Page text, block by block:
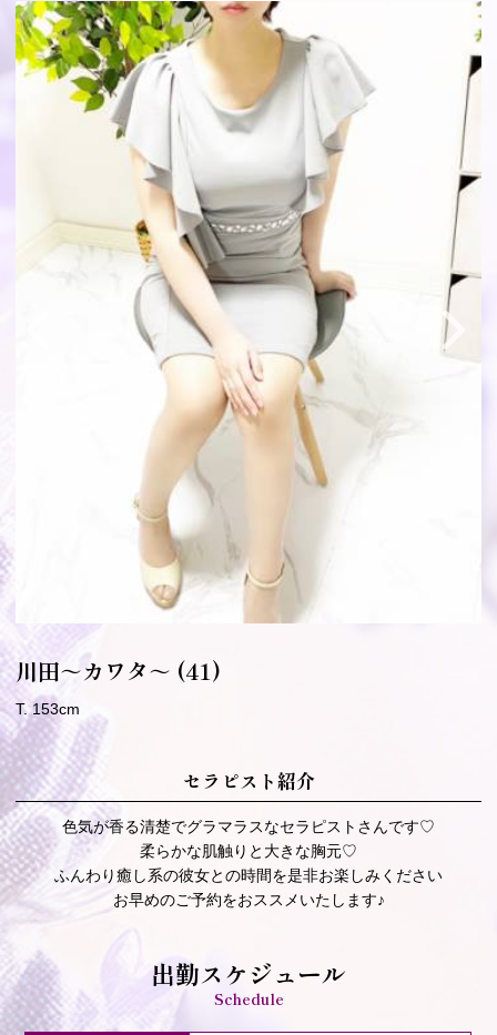
川田～カワタ～ (41)
T. 153cm
セラピスト紹介
色気が香る清楚でグラマラスなセラピストさんです♡
柔らかな肌触りと大きな胸元♡
ふんわり癒し系の彼女との時間を是非お楽しみください
お早めのご予約をおススメいたします♪
出勤スケジュール
Schedule